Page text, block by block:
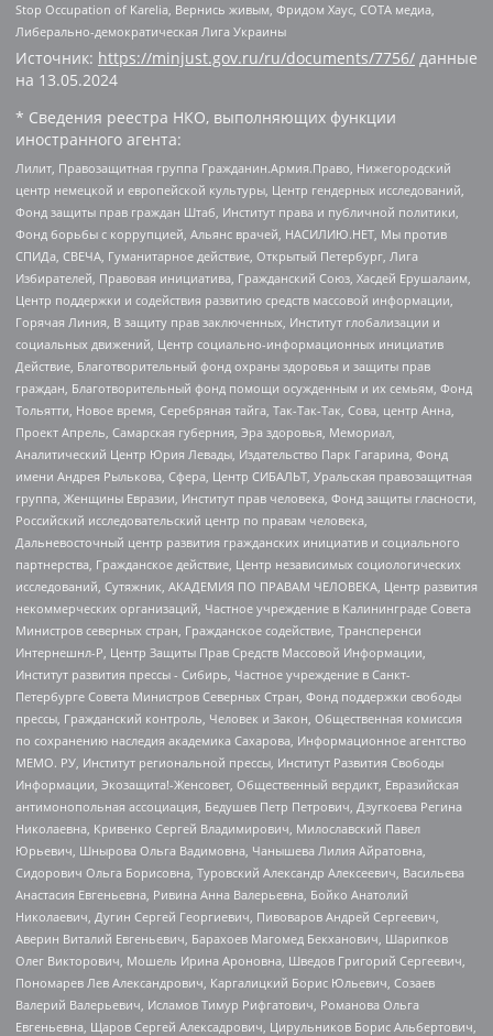
Stop Occupation of Karelia, Вернись живым, Фридом Хаус, СОТА медиа,
Либерально-демократическая Лига Украины
Источник: https://minjust.gov.ru/ru/documents/7756/ данные
на 13.05.2024
* Сведения реестра НКО, выполняющих функции
иностранного агента:
Лилит, Правозащитная группа Гражданин.Армия.Право, Нижегородский
центр немецкой и европейской культуры, Центр гендерных исследований,
Фонд защиты прав граждан Штаб, Институт права и публичной политики,
Фонд борьбы с коррупцией, Альянс врачей, НАСИЛИЮ.НЕТ, Мы против
СПИДа, СВЕЧА, Гуманитарное действие, Открытый Петербург, Лига
Избирателей, Правовая инициатива, Гражданский Союз, Хасдей Ерушалаим,
Центр поддержки и содействия развитию средств массовой информации,
Горячая Линия, В защиту прав заключенных, Институт глобализации и
социальных движений, Центр социально-информационных инициатив
Действие, Благотворительный фонд охраны здоровья и защиты прав
граждан, Благотворительный фонд помощи осужденным и их семьям, Фонд
Тольятти, Новое время, Серебряная тайга, Так-Так-Так, Сова, центр Анна,
Проект Апрель, Самарская губерния, Эра здоровья, Мемориал,
Аналитический Центр Юрия Левады, Издательство Парк Гагарина, Фонд
имени Андрея Рылькова, Сфера, Центр СИБАЛЬТ, Уральская правозащитная
группа, Женщины Евразии, Институт прав человека, Фонд защиты гласности,
Российский исследовательский центр по правам человека,
Дальневосточный центр развития гражданских инициатив и социального
партнерства, Гражданское действие, Центр независимых социологических
исследований, Сутяжник, АКАДЕМИЯ ПО ПРАВАМ ЧЕЛОВЕКА, Центр развития
некоммерческих организаций, Частное учреждение в Калининграде Совета
Министров северных стран, Гражданское содействие, Трансперенси
Интернешнл-Р, Центр Защиты Прав Средств Массовой Информации,
Институт развития прессы - Сибирь, Частное учреждение в Санкт-
Петербурге Совета Министров Северных Стран, Фонд поддержки свободы
прессы, Гражданский контроль, Человек и Закон, Общественная комиссия
по сохранению наследия академика Сахарова, Информационное агентство
МЕМО. РУ, Институт региональной прессы, Институт Развития Свободы
Информации, Экозащита!-Женсовет, Общественный вердикт, Евразийская
антимонопольная ассоциация, Бедушев Петр Петрович, Дзугкоева Регина
Николаевна, Кривенко Сергей Владимирович, Милославский Павел
Юрьевич, Шнырова Ольга Вадимовна, Чанышева Лилия Айратовна,
Сидорович Ольга Борисовна, Туровский Александр Алексеевич, Васильева
Анастасия Евгеньевна, Ривина Анна Валерьевна, Бойко Анатолий
Николаевич, Дугин Сергей Георгиевич, Пивоваров Андрей Сергеевич,
Аверин Виталий Евгеньевич, Барахоев Магомед Бекханович, Шарипков
Олег Викторович, Мошель Ирина Ароновна, Шведов Григорий Сергеевич,
Пономарев Лев Александрович, Каргалицкий Борис Юльевич, Созаев
Валерий Валерьевич, Исламов Тимур Рифгатович, Романова Ольга
Евгеньевна, Щаров Сергей Алексадрович, Цирульников Борис Альбертович,